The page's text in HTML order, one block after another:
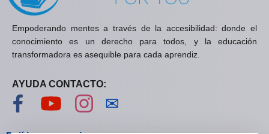
Empoderando mentes a través de la accesibilidad: donde el
conocimiento es un derecho para todos, y la educación
transformadora es asequible para cada aprendiz.
AYUDA CONTACTO:
Visítanos en Facebook
Visítanos en YouTube
Visítanos en Instagram
✉